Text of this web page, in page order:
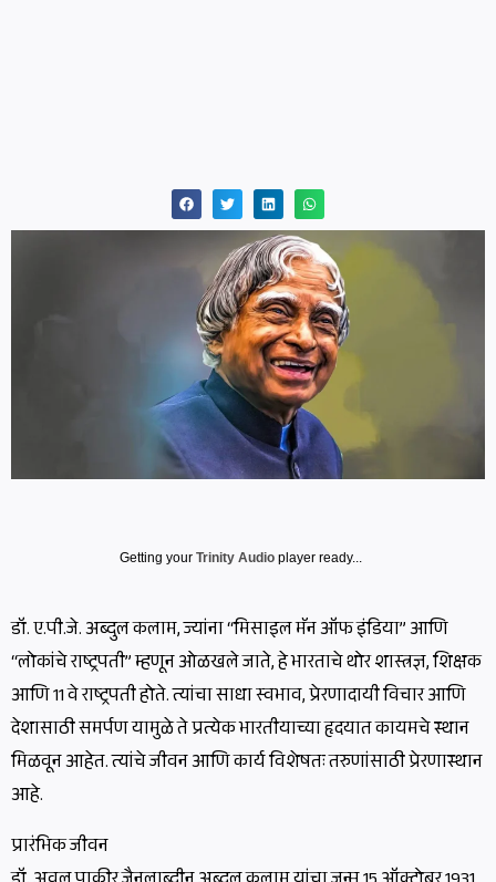
Getting yourTrinity Audio player ready...
डॉ. ए.पी.जे. अब्दुल कलाम, ज्यांना “मिसाइल मॅन ऑफ इंडिया” आणि
“लोकांचे राष्ट्रपती” म्हणून ओळखले जाते, हे भारताचे थोर शास्त्रज्ञ, शिक्षक
आणि 11 वे राष्ट्रपती होते. त्यांचा साधा स्वभाव, प्रेरणादायी विचार आणि
देशासाठी समर्पण यामुळे ते प्रत्येक भारतीयाच्या हृदयात कायमचे स्थान
मिळवून आहेत. त्यांचे जीवन आणि कार्य विशेषतः तरुणांसाठी प्रेरणास्थान
आहे.
प्रारंभिक जीवन